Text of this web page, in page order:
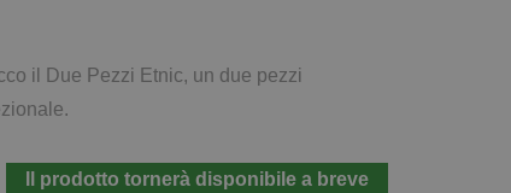
il Due Pezzi Etnic, un due pezzi
Il prodotto tornerà disponibile a breve